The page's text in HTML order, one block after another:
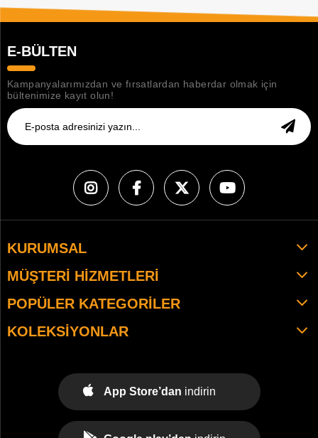
E-BÜLTEN
Kampanyalarımızdan ve fırsatlardan haberdar olmak için
bültenimize kayıt olun!
KURUMSAL
MÜŞTERI HIZMETLERI
POPÜLER KATEGORILER
KOLEKSIYONLAR
App Store’dan indirin